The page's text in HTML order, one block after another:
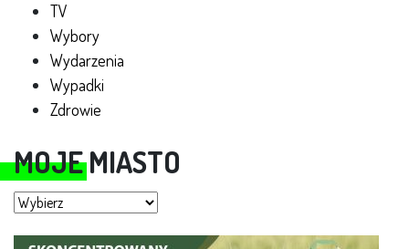
TV
Wybory
Wydarzenia
Wypadki
Zdrowie
MOJE MIASTO
Moje miasto